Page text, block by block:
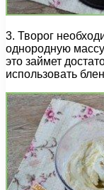
3. Творог
однородную
это займет
использовать